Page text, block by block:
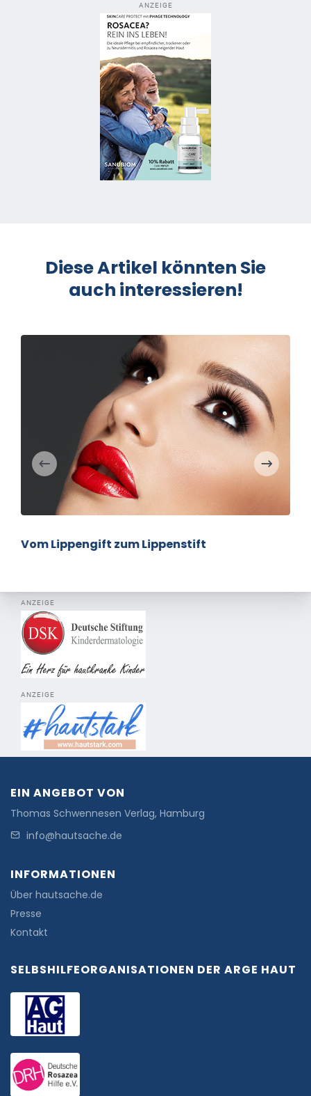
ANZEIGE
Diese Artikel könnten Sie
auch interessieren!
Vom Lippengift zum Lippenstift
ANZEIGE
ANZEIGE
EIN ANGEBOT VON
Thomas Schwennesen Verlag, Hamburg
info@hautsache.de
INFORMATIONEN
Über hautsache.de
Presse
Kontakt
SELBSHILFEORGANISATIONEN DER ARGE HAUT